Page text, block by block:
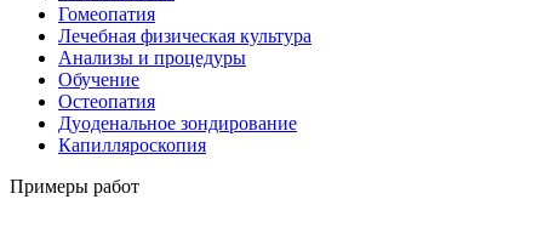
Гомеопатия
Лечебная физическая культура
Анализы и процедуры
Обучение
Остеопатия
Дуоденальное зондирование
Капилляроскопия
Примеры работ